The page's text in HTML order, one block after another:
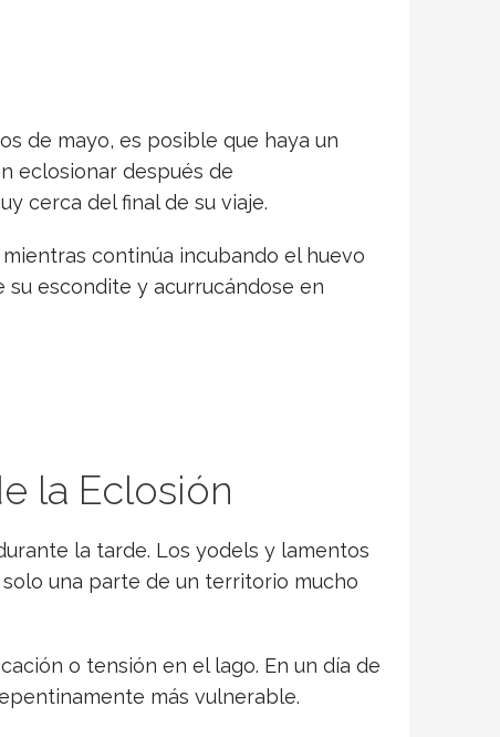
de mayo, es posible que haya un
eclosionar después de
cerca del final de su viaje.
continúa incubando el huevo
escondite y acurrucándose en
la Eclosión
la tarde. Los yodels y lamentos
una parte de un territorio mucho
o tensión en el lago. En un día de
más vulnerable.